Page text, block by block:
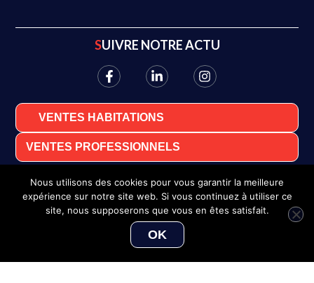
SUIVRE NOTRE ACTU
VENTES HABITATIONS
VENTES PROFESSIONNELS
Nous utilisons des cookies pour vous garantir la meilleure
expérience sur notre site web. Si vous continuez à utiliser ce
site, nous supposerons que vous en êtes satisfait.
OK